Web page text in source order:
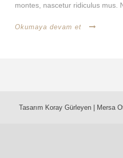
montes, nascetur ridiculus mus.
Okumaya devam et
Tasarım Koray Gürleyen | Mersa